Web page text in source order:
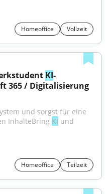
Homeoffice Vollzeit
KI-
365 / Digitalisierung
und sorgst für eine
InhalteBring KI und
Homeoffice Teilzeit